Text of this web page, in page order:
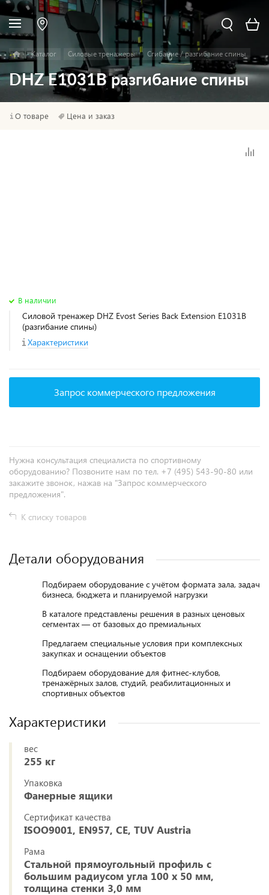
Каталог Силовые тренажеры Сгибание / разгибание спины
DHZ E1031B разгибание спины
О товаре Цена и заказ
В наличии
Силовой тренажер DHZ Evost Series Back Extension E1031B
(разгибание спины)
Характеристики
Запрос коммерческого предложения
Нужна консультация специалиста по спортивному
оборудованию? Позвоните нам по тел. +7 (495) 543-90-80 или
закажите звонок, нажав на "Запрос коммерческого
предложения".
К списку товаров
Детали оборудования
Подбираем оборудование с учётом формата зала, задач
бизнеса, бюджета и планируемой нагрузки
В каталоге представлены решения в разных ценовых
сегментах — от базовых до премиальных
Предлагаем специальные условия при комплексных
закупках и оснащении объектов
Подбираем оборудование для фитнес-клубов,
тренажёрных залов, студий, реабилитационных и
спортивных объектов
Характеристики
вес
255 кг
Упаковка
Фанерные ящики
Сертификат качества
ISOO9001, EN957, CE, TUV Austria
Рама
Стальной прямоугольный профиль с
большим радиусом угла 100 х 50 мм,
толщина стенки 3,0 мм